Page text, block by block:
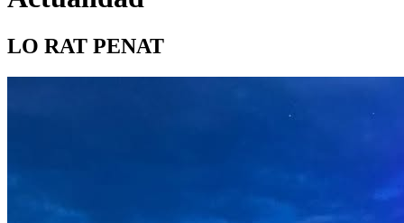
LO RAT PENAT